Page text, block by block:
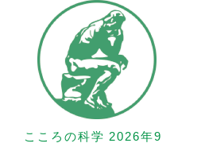
こころの科学 2026年9